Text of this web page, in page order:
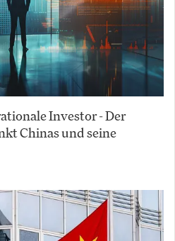
Investor - Der
Chinas und seine